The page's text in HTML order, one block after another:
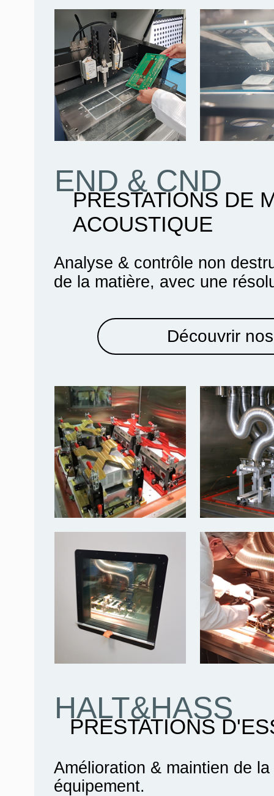
Analyse & contrôle non
de la matière, avec une
Amélioration & maintien de la
équipement.
Découvrir
END & CND
PRESTATIONS DE
ACOUSTIQUE
PRESTATIONS
HALT&HASS